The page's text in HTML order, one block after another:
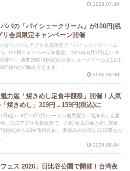
2026.07.30
パの「パイシュークリーム」が100円(税
リ会員限定キャンペーン開催
がモバイルアプリ会員限定で「パイシュークリーム
)」100円キャンペーンを開催。2026年8月1日(土)～8
期間中、通常250円(税込)の人気シュークリームを1日1
円(税込)で購入できます。
2026.08.03
力屋「焼きめし定食半額祭」開催！人気
焼きめし」319円→159円(税込)に
日(金)～8月16日(日)ラーメン魁力屋で「焼きめし定食
。公式アプリ会員限定で、人気No.1の焼きめし定食
(税込)から159円(税込)に。夏休みのお得な10日間をお
2026.08.04
フェス 2026」日比谷公園で開催！台湾夜